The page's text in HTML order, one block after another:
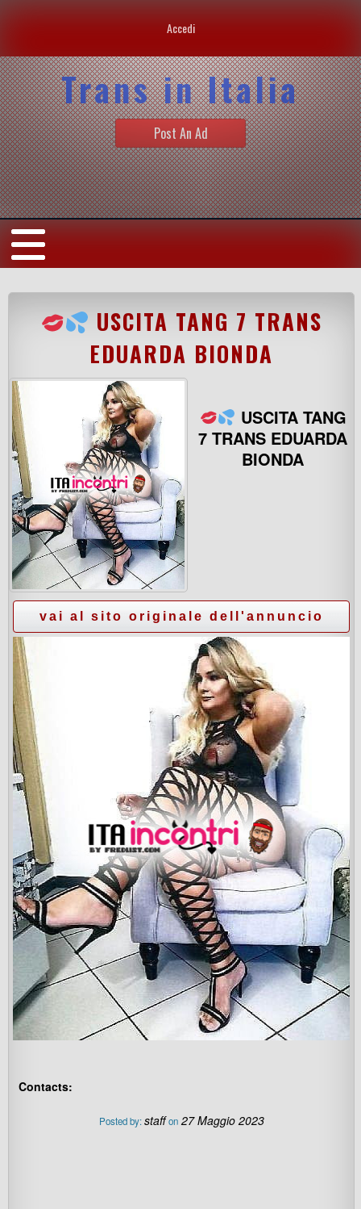
Accedi
Trans in Italia
Post An Ad
USCITA TANG 7 TRANS
EDUARDA BIONDA
USCITA TANG
7 TRANS EDUARDA
BIONDA
Contacts:
Posted by:staff on 27 Maggio 2023